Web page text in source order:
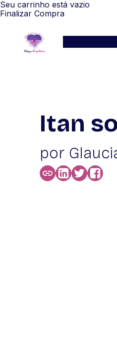
Seu carrinho está vazio
Finalizar Compra
Itan
por